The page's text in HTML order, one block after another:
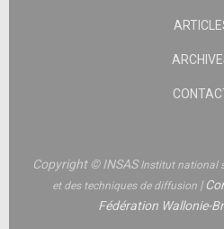
Copyright © INSASInstitut national
et des techniques de diffusion |
Fédération Wallonie-